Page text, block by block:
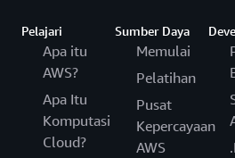
Pelajari
Apa itu
AWS?
Apa Itu
Komputasi
Cloud?
Sumber Daya
Memulai
Pelatihan
Pusat
Kepercayaan
AWS